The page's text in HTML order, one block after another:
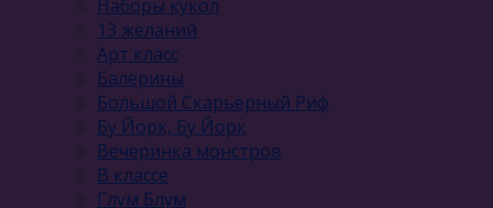
Наборы кукол
13 желаний
Арт класс
Балерины
Большой Скарьерный Риф
Бу Йорк, Бу Йорк
Вечеринка монстров
В классе
Глум Блум